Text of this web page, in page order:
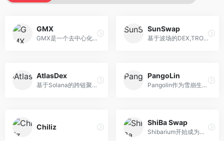
GMX
GMX是一个去中心化交易所，提...
SunSwap
基于波场的DEX,TRON首个集稳...
AtlasDex
基于Solana的跨链聚合交易所,...
PangoLin
Pangolin作为雪崩生态的目前...
Chiliz
ShiBa Swap
Shibarium开始成为一个强大的...